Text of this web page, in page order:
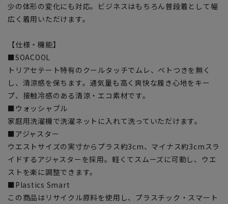
少の体形の変化にも対応。ビジネスはもちろん普段着として幅
広く着用いただけます。
【仕様・機能】
■SOACOOL
トリアセテート特有のクールタッチでムレ、ベトつきを無く
し、清涼感を保ちます。通気量も高く爽快な履き心地をキー
プ、接触冷感のある清涼・エコ素材です。
■ウォッシャブル
家庭用洗濯機で洗濯ネットに入れて洗っていただけます。
■アジャスター
ウエストサイズの実寸からプラス約3cm、マイナス約3cmスラ
イドするアジャスターを採用。軽くてスムーズに可動し、ウエ
ストを楽に調整できます。
■Plastics Smart
この商品はリサイクル原料を使用し、プラスチック・スマート